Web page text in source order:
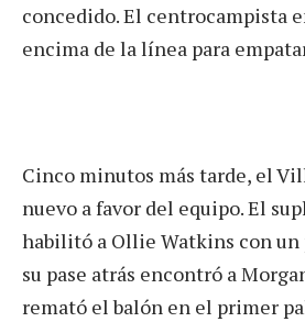
concedido. El centrocampista
encima de la línea para
Cinco minutos más tarde, el
nuevo a favor del equipo. El
habilitó a Ollie Watkins con
su pase atrás encontró a
remató el balón en el primer